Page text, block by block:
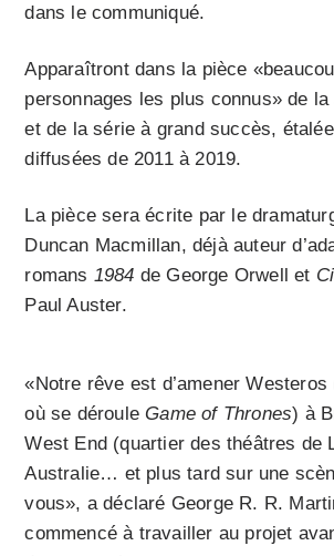
dans le communiqué.
Apparaîtront dans la pièce
personnages les plus connus» de
et de la série à grand succès,
diffusées de 2011 à 2019.
La pièce sera écrite par le
Duncan Macmillan, déjà auteur
romans 1984 de George Orwell et
Paul Auster.
«Notre rêve est d’amener
où se dérouleGame of Thrones) à
West End (quartier des théâtres de
Australie… et plus tard sur une
vous», a déclaré George R. R.
commencé à travailler au projet